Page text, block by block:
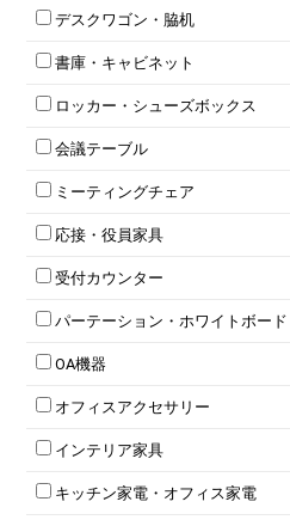
役員チェア
高級チェア（多機能チェア）
オフィスチェアその他
フリーアドレスデスク（ベンチ
昇降デスク
オフィスデスクその他
両袖机
デスクワゴン・脇机
インワゴン2段
インワゴン3段
脇机
ワゴンその他
書庫・キャビネット
ハイキャビネット
ローキャビネット
両開きキャビネット
スチールキャビネット
上下連結キャビネット
軽量ラック（スチールラック）
収納家具その他
両開書庫
ラテラル書庫
ロッカー・シューズボックス
1人用ロッカー
2人用ロッカー
3人用ロッカー
4人用ロッカー
5人用ロッカー
8人用ロッカー
多人数ロッカー
ダイヤル錠ロッカー
ダイヤル錠ロッカー
ワードローブ・クローゼット
会議テーブル
スタッキングテーブル
ネスティングテーブル
幕板付テーブル
カウンターテーブル
T字脚テーブル
会議テーブルW1200～
会議テーブルW1800～
平行スタックテーブル
会議テーブルその他
ミーティングチェア
キャスター付きミーティングチ
スタッキングミーティングチェ
テーブル付きミーティングチェ
ネスティングミーティングチェ
折りたたみミーティングチェア
ハイチェア
ミーティングチェアその他
応接・役員家具
応接セット
応接ソファ
応接チェア
応接テーブル
応接・役員家具その他
受付カウンター
ローカウンター
ラウンジカウンター
受付カウンターその他
パーテーション・ホワイトボード
パーテーション
自立タイプパーテーション
パーテーションその他
脚付ホワイトボード
壁掛けホワイトボード
ホワイトボードその他
OA機器
電話機（ビジネスフォン）
シュレッダー
プロジェクター
スクリーン
オフィスアクセサリー
チェア用台車
演台・講演台・演説台
防音パネル
個室ブース
インテリア家具
モールドチェア
ダイニングチェア
キッチン家電・オフィス家電